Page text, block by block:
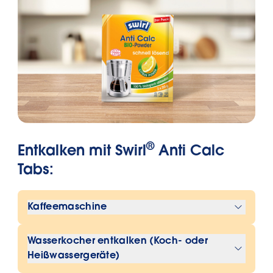
Entkalken mit Swirl®Anti Calc
Tabs:
Kaffeemaschine
1.Glaskanne mit 0,5 Liter kaltem Wasser
füllen
2.Einen Tab hineingeben und durch
Wasserkocher entkalken (Koch- oder
Heißwassergeräte)